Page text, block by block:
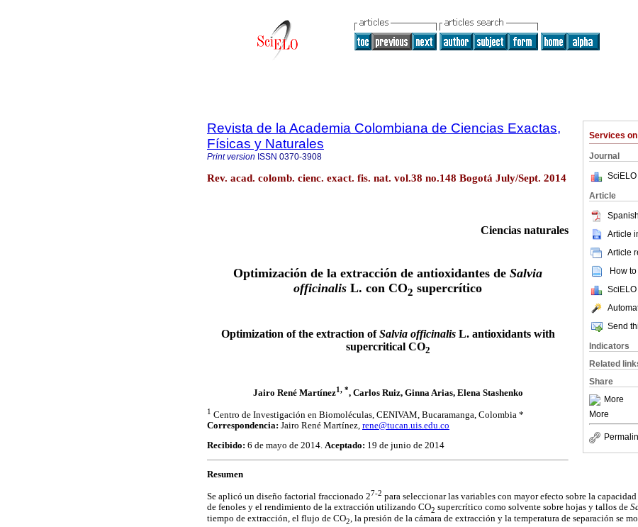
Services on
Journal
Article
Article
Article
How
Send
Indicators
Related
Share
More
More
Revista de la Academia Colombiana de Ciencias Exactas,
Físicas y Naturales
Print version ISSN 0370-3908
Rev. acad. colomb. cienc. exact. fis. nat. vol.38 no.148 Bogotá July/Sept. 2014
Ciencias naturales
Optimización de la extracción de antioxidantes de Salvia
officinalis L. con CO2 supercrítico
Optimization of the extraction ofSalvia officinalis L. antioxidants with
supercritical CO2
Jairo René Martínez1, *, Carlos Ruiz, Ginna Arias, Elena Stashenko
1 Centro de Investigación en Biomoléculas, CENIVAM, Bucaramanga, Colombia *
Correspondencia: Jairo René Martínez, rene@tucan.uis.edu.co
Recibido: 6 de mayo de 2014. Aceptado: 19 de junio de 2014
Resumen
Se aplicó un diseño factorial fraccionado 27-2 para seleccionar las variables con mayor efecto sobre la
de fenoles y el rendimiento de la extracción utilizando CO2 supercrítico como solvente sobre hojas y tallos de
tiempo de extracción, el flujo de CO2, la presión de la cámara de extracción y la temperatura de separación se